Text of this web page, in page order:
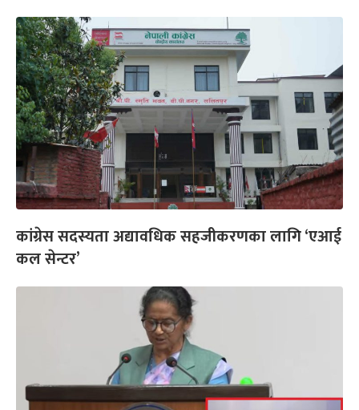
कांग्रेस सदस्यता अद्यावधिक सहजीकरणका लागि ‘एआई
कल सेन्टर’